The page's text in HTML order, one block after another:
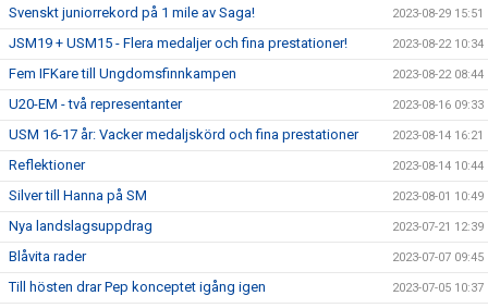
Svenskt juniorrekord på 1 mile av Saga! 2023-08-29 15:51
JSM19 + USM15 - Flera medaljer och fina prestationer! 2023-08-22 10:34
Fem IFKare till Ungdomsfinnkampen 2023-08-22 08:44
U20-EM - två representanter 2023-08-16 09:33
USM 16-17 år: Vacker medaljskörd och fina prestationer 2023-08-14 16:21
Reflektioner 2023-08-14 10:44
Silver till Hanna på SM 2023-08-01 10:49
Nya landslagsuppdrag 2023-07-21 12:39
Blåvita rader 2023-07-07 09:45
Till hösten drar Pep konceptet igång igen 2023-07-05 10:37